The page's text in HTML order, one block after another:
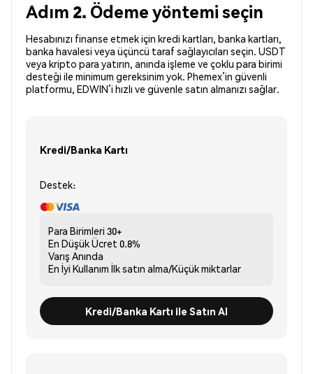
Adım 2. Ödeme yöntemi seçin
Hesabınızı finanse etmek için kredi kartları, banka kartları,
banka havalesi veya üçüncü taraf sağlayıcıları seçin. USDT
veya kripto para yatırın, anında işleme ve çoklu para birimi
desteği ile minimum gereksinim yok. Phemex’in güvenli
platformu, EDWIN’i hızlı ve güvenle satın almanızı sağlar.
Kredi/Banka Kartı
Destek:
Para Birimleri 30+
En Düşük Ücret 0.8%
Varış Anında
En İyi Kullanım İlk satın alma/Küçük miktarlar
Kredi/Banka Kartı ile Satın Al